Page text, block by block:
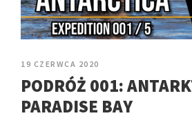
19 CZERWCA 2020
PODRÓŻ 001:
PARADISE BAY